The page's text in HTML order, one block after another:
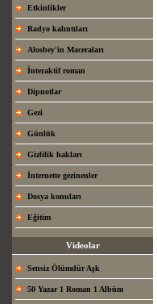
Etkinlikler
Radyo kalıntıları
Alosbey'in Maceraları
İnteraktif roman
Dipnotlar
Gezi
Günlük
Gizlilik hakları
İnternette gezinenler
Dosya konuları
Eğitim
Videolar
Sensiz Ölümdür Aşk
50 Yazar 1 Roman 1 Albüm